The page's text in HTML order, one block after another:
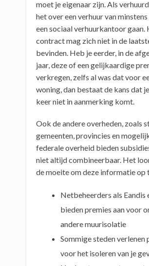
moet je eigenaar zijn. Als
het over een verhuur van minstens
een sociaal verhuurkantoor gaan.
contract mag zich niet in de
bevinden. Heb je eerder, in de
jaar, deze of een gelijkaardige
verkregen, zelfs al was dat voor
woning, dan bestaat de kans dat
keer niet in aanmerking komt.
Ook de andere overheden, zoals
gemeenten, provincies en
federale overheid bieden
niet altijd combineerbaar. Het
de moeite om deze informatie op
Netbeheerders als Eandis
bieden premies aan voor
andere muurisolatie
Sommige steden verlenen
voor het isoleren van je